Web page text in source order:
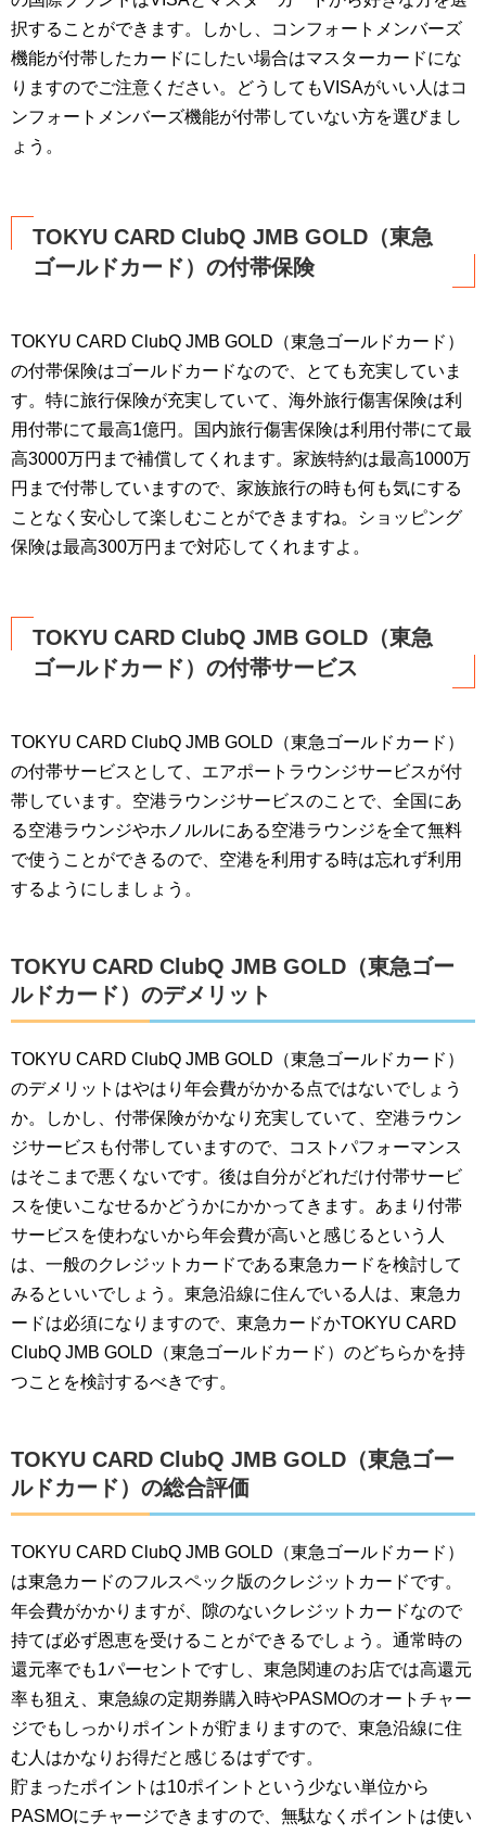
択することができます。しかし、コンフォートメンバーズ
機能が付帯したカードにしたい場合はマスターカードにな
りますのでご注意ください。どうしてもVISAがいい人はコ
ンフォートメンバーズ機能が付帯していない方を選びまし
ょう。
TOKYU CARD ClubQ JMB GOLD（東急
ゴールドカード）の付帯保険
TOKYU CARD ClubQ JMB GOLD（東急ゴールドカード）
の付帯保険はゴールドカードなので、とても充実していま
す。特に旅行保険が充実していて、海外旅行傷害保険は利
用付帯にて最高1億円。国内旅行傷害保険は利用付帯にて最
高3000万円まで補償してくれます。家族特約は最高1000万
円まで付帯していますので、家族旅行の時も何も気にする
ことなく安心して楽しむことができますね。ショッピング
保険は最高300万円まで対応してくれますよ。
TOKYU CARD ClubQ JMB GOLD（東急
ゴールドカード）の付帯サービス
TOKYU CARD ClubQ JMB GOLD（東急ゴールドカード）
の付帯サービスとして、エアポートラウンジサービスが付
帯しています。空港ラウンジサービスのことで、全国にあ
る空港ラウンジやホノルルにある空港ラウンジを全て無料
で使うことができるので、空港を利用する時は忘れず利用
するようにしましょう。
TOKYU CARD ClubQ JMB GOLD（東急ゴー
ルドカード）のデメリット
TOKYU CARD ClubQ JMB GOLD（東急ゴールドカード）
のデメリットはやはり年会費がかかる点ではないでしょう
か。しかし、付帯保険がかなり充実していて、空港ラウン
ジサービスも付帯していますので、コストパフォーマンス
はそこまで悪くないです。後は自分がどれだけ付帯サービ
スを使いこなせるかどうかにかかってきます。あまり付帯
サービスを使わないから年会費が高いと感じるという人
は、一般のクレジットカードである東急カードを検討して
みるといいでしょう。東急沿線に住んでいる人は、東急カ
ードは必須になりますので、東急カードかTOKYU CARD
ClubQ JMB GOLD（東急ゴールドカード）のどちらかを持
つことを検討するべきです。
TOKYU CARD ClubQ JMB GOLD（東急ゴー
ルドカード）の総合評価
TOKYU CARD ClubQ JMB GOLD（東急ゴールドカード）
は東急カードのフルスペック版のクレジットカードです。
年会費がかかりますが、隙のないクレジットカードなので
持てば必ず恩恵を受けることができるでしょう。通常時の
還元率でも1パーセントですし、東急関連のお店では高還元
率も狙え、東急線の定期券購入時やPASMOのオートチャー
ジでもしっかりポイントが貯まりますので、東急沿線に住
む人はかなりお得だと感じるはずです。
貯まったポイントは10ポイントという少ない単位から
PASMOにチャージできますので、無駄なくポイントは使い